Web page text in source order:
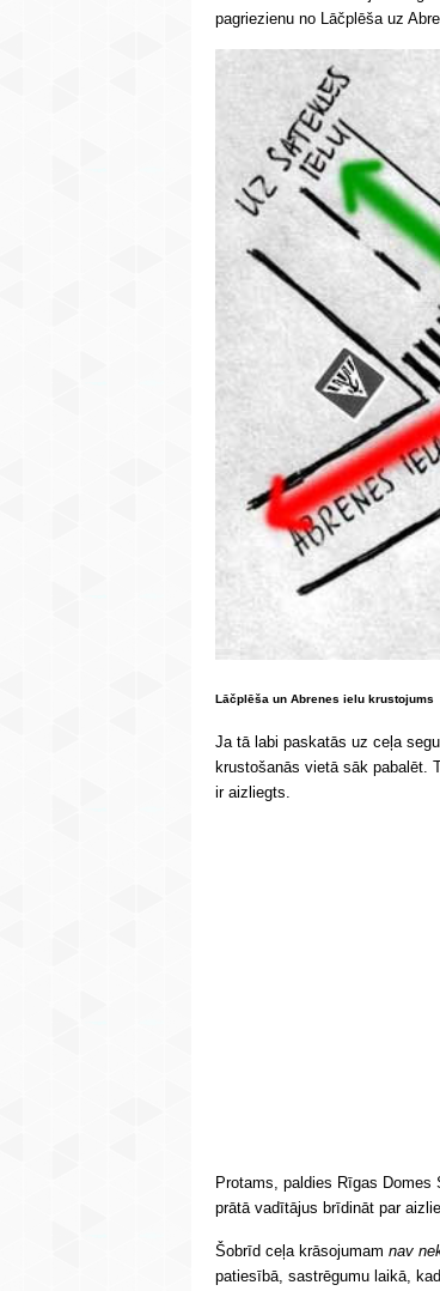
pagriezienu no Lāčplēša uz
Lāčplēša un Abrenes ielu krustojums
Ja tā labi paskatās uz ceļa
krustošanās vietā sāk pabalēt.
ir aizliegts.
Protams, paldies Rīgas
prātā vadītājus brīdināt par
Šobrīd ceļa krāsojumam nav
patiesībā, sastrēgumu laikā,